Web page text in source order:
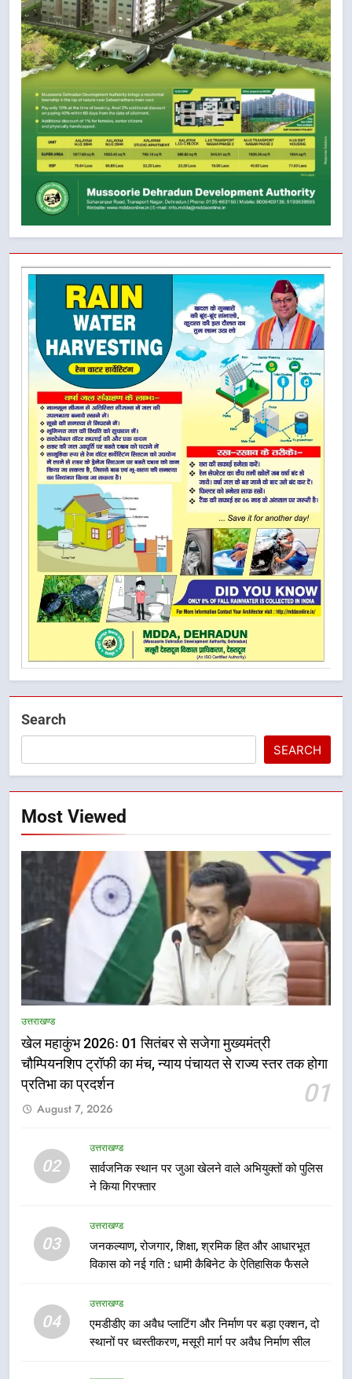
Search
SEARCH
Most Viewed
उत्तराखण्ड
खेल महाकुंभ 2026ः 01 सितंबर से सजेगा मुख्यमंत्री
चौम्पियनशिप ट्रॉफी का मंच, न्याय पंचायत से राज्य स्तर तक होगा
प्रतिभा का प्रदर्शन
01
August 7, 2026
02
उत्तराखण्ड
सार्वजनिक स्थान पर जुआ खेलने वाले अभियुक्तों को पुलिस
ने किया गिरफ्तार
03
उत्तराखण्ड
जनकल्याण, रोजगार, शिक्षा, श्रमिक हित और आधारभूत
विकास को नई गति : धामी कैबिनेट के ऐतिहासिक फैसले
04
उत्तराखण्ड
एमडीडीए का अवैध प्लाटिंग और निर्माण पर बड़ा एक्शन, दो
स्थानों पर ध्वस्तीकरण, मसूरी मार्ग पर अवैध निर्माण सील
राष्ट्रीय हथकरघा दिवस पर मुख्यमंत्री
कारीगरों को किया सम्मानित
उत्तराखण्ड
6
वाले महीनों में हजारों पदों पर की जाएगी
भर्ती
उत्तराखण्ड
दिल्ली-देहरादून आर्थिक कॉरिडोर से जुड़ी
12 किमी ग्रीनफील्ड बाईपास परियोजना